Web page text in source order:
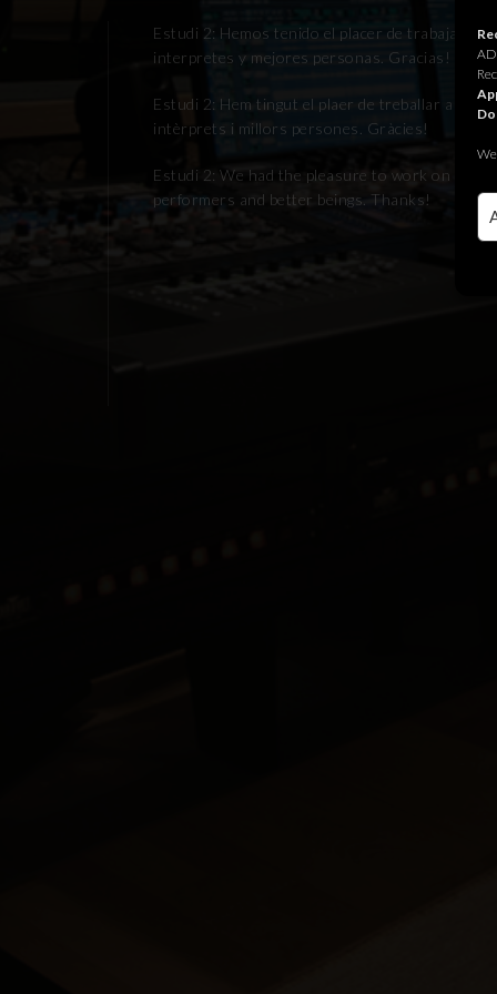
Estudi 2: Hemos tenido el placer de trabajar en
interpretes y mejores personas. Gracias!
Estudi 2: Hem tingut el plaer de treballar a les
intèrprets i millors persones. Gràcies!
Estudi 2: We had the pleasure to work on
performers and better beings. Thanks!